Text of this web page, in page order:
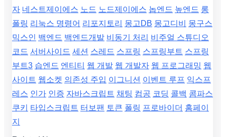
자 네스트제이에스 노드 노드제이에스 놉엔드 높엔드 롱
폴링 리눅스 명령어 리포지토리 몽고DB 몽고디비
몽구스
믹스인 백엔드 백엔드개발 비동기 처리 비주얼 스튜디오
코드 서버사이드 세션 스레드 스프링 스프링부트 스프링
부트3 습엔드 엔티티 웹 개발 웹 개발자 웹 프로그래밍 웹
사이트 웹소켓 의존성 주입 이그니션 이벤트 루프 익스프
레스 인가 인증 자바스크립트 채팅 컴공 코딩 콜백 콤파스
쿠키
타입스크립트 터보팬 토큰 폴링 프로바이더 홈페이
지